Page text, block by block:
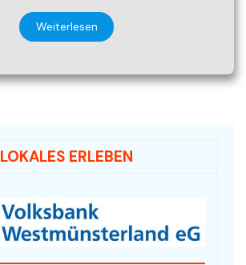
Weiterlesen
LOKALES ERLEBEN